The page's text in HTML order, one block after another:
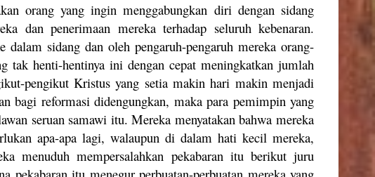
orang yang ingin menggabungkan diri dengan sidang
dan penerimaan mereka terhadap seluruh kebenaran.
sidang dan oleh pengaruh-pengaruh mereka orang-
tak henti-hentinya ini dengan cepat meningkatkan jumlah
pengikut Kristus yang setia makin hari makin menjadi
bagi reformasi didengungkan, maka para pemimpin yang
seruan samawi itu. Mereka menyatakan bahwa mereka
apa-apa lagi, walaupun di dalam hati kecil mereka,
menuduh mempersalahkan pekabaran itu berikut juru